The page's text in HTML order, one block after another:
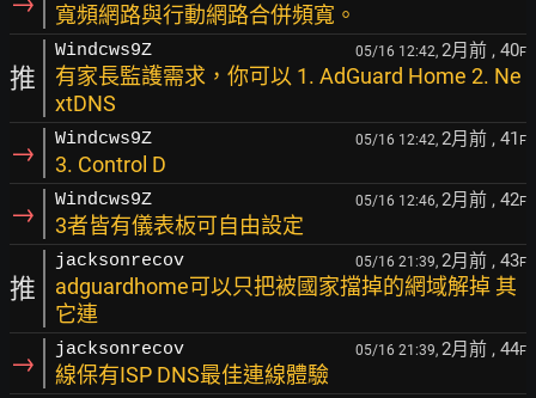
寬頻網路與行動網路合併頻寬。
推
Windcws9Z 05/16 12:42, 2月前 , 40F
有家長監護需求，你可以 1. AdGuard Home 2. Ne
xtDNS
→ Windcws9Z 05/16 12:42, 2月前 , 41 F
3. Control D
→ Windcws9Z 05/16 12:46, 2月前 , 42F
3者皆有儀表板可自由設定
推
jacksonrecov 05/16 21:39, 2月前 , 43F
adguardhome可以只把被國家擋掉的網域解掉 其
它連
→ jacksonrecov 05/16 21:39, 2月前 , 44F
線保有ISP DNS最佳連線體驗